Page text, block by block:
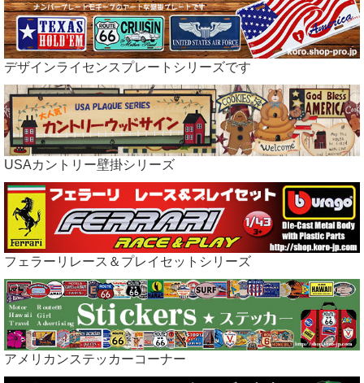
デザインライセンスプレートシリーズです
USAカントリー壁掛シリーズ
フェラーリレース＆プレイセットシリーズ
アメリカンステッカーコーナー